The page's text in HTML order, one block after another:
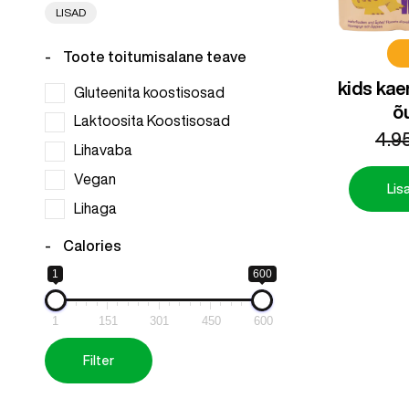
LISAD
Toote toitumisalane teave
Gluteenita koostisosad
Laktoosita Koostisosad
Lihavaba
Vegan
Lihaga
Calories
1 600
1 151 301 450 600
Filter
kids